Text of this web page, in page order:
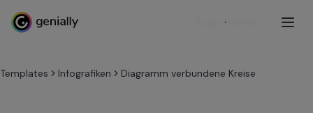
Registrieren
Templates Infografiken Diagramm verbundene Kreise